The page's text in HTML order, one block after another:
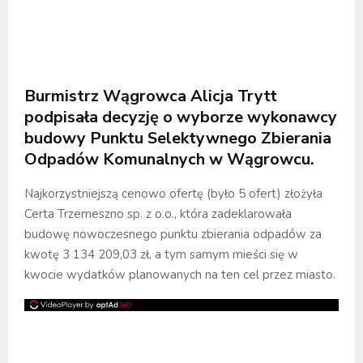
Burmistrz Wągrowca Alicja Trytt
podpisała decyzję o wyborze wykonawcy
budowy Punktu Selektywnego Zbierania
Odpadów Komunalnych w Wągrowcu.
Najkorzystniejszą cenowo ofertę (było 5 ofert) złożyła
Certa Trzemeszno sp. z o.o., która zadeklarowała
budowę nowoczesnego punktu zbierania odpadów za
kwotę 3 134 209,03 zł, a tym samym mieści się w
kwocie wydatków planowanych na ten cel przez miasto.